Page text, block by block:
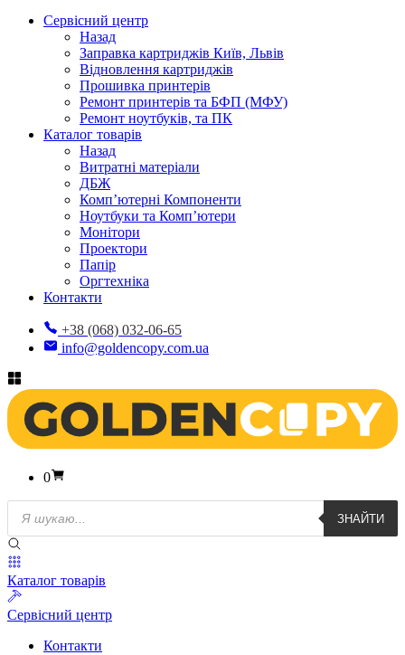
Сервісний центр
Назад
Заправка картриджів Київ, Львів
Відновлення картриджів
Прошивка принтерів
Ремонт принтерів та БФП (МФУ)
Ремонт ноутбуків, та ПК
Каталог товарів
Назад
Витратні матеріали
ДБЖ
Комп’ютерні Компоненти
Ноутбуки та Комп’ютери
Монітори
Проектори
Папір
Оргтехніка
Контакти
+38 (068) 032-06-65
info@goldencopy.com.ua
0
Пошук
товарів
ЗНАЙТИ
Каталог товарів
Сервісний центр
Контакти